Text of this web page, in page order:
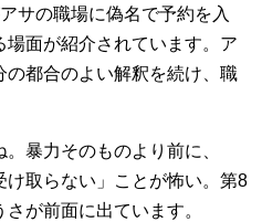
サの職場に偽名で予約を入
面が紹介されています。ア
都合のよい解釈を続け、職
暴力そのものより前に、
け取らない」ことが怖い。第8
が前面に出ています。